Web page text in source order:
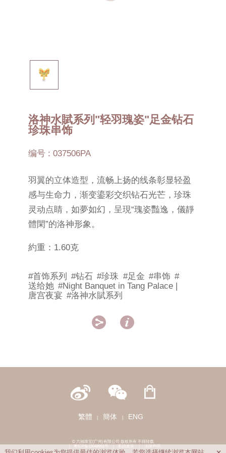
洛神水賦系列"轻羽瑰姿"足金钻石
珍珠串饰
编号 : 037506PA
羽翼的立体造型，流畅上扬的线条彰显轻盈
感与生命力，渐变鎏彩交织钻石光芒，珍珠
灵动点睛，如夢如幻，呈現“瑰姿豔逸，儀靜
體閑”的洛神形象。
約重：1.60克
#首饰系列 #钻石 #珍珠 #足金 #串饰 #
送给她 #Night Banquet in Tang Palace |
唐宫夜宴 #洛神水賦系列
 
繁體 簡体 ENG
© 六福珠宝(广州)有限公司 版权所有 不得转载
|
粤ICP备15048991号 | 私隐政策 | 法律声明